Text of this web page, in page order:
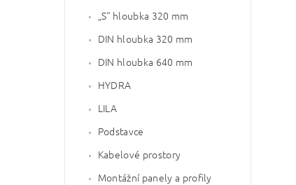
„S“ hloubka 320 mm
DIN hloubka 320 mm
DIN hloubka 640 mm
HYDRA
LILA
Podstavce
Kabelové prostory
Montážní panely a profily